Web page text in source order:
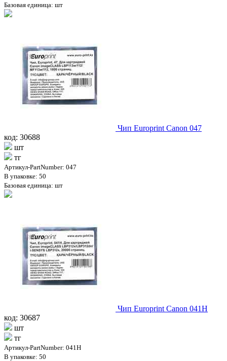
Базовая единица: шт
Чип Europrint Canon 047
код: 30688
шт
тг
Артикул-PartNumber: 047
В упаковке: 50
Базовая единица: шт
Чип Europrint Canon 041H
код: 30687
шт
тг
Артикул-PartNumber: 041H
В упаковке: 50